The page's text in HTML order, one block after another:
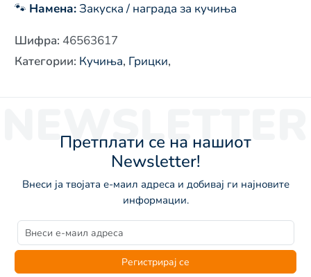
🐾 Намена:Закуска / награда за кучиња
Шифра: 46563617
Категории: Кучиња, Грицки,
NEWSLETTER
Претплати се на нашиот
Newsletter!
Внеси ја твојата е-маил адреса и добивај ги најновите
информации.
Регистрирај се